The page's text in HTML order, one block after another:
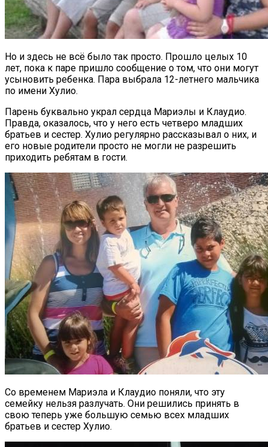
Но и здесь не всё было так просто. Прошло целых 10
лет, пока к паре пришло сообщение о том, что они могут
усыновить ребенка. Пара выбрала 12-летнего мальчика
по имени Хулио.
Парень буквально украл сердца Мариэлы и Клаудио.
Правда, оказалось, что у него есть четверо младших
братьев и сестер. Хулио регулярно рассказывал о них, и
его новые родители просто не могли не разрешить
приходить ребятам в гости.
Со временем Мариэла и Клаудио поняли, что эту
семейку нельзя разлучать. Они решились принять в
свою теперь уже большую семью всех младших
братьев и сестер Хулио.